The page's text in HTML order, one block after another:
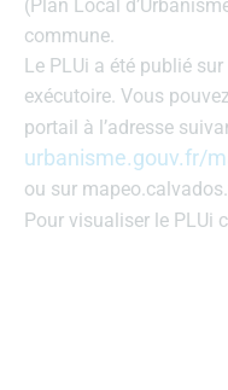
(Plan Local
commune.
Le PLUi a été publié
exécutoire. Vous
portail à l’adresse
urbanisme.gouv.fr/
ou sur
Pour visualiser le PLUi